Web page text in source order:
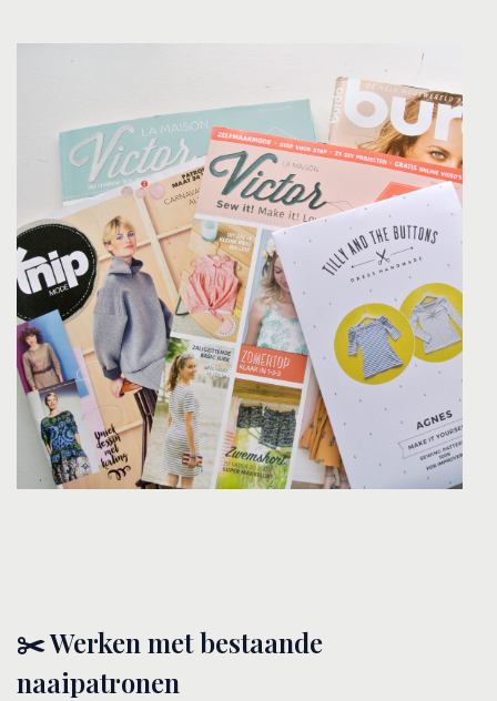
✂️ Werken met bestaande
naaipatronen